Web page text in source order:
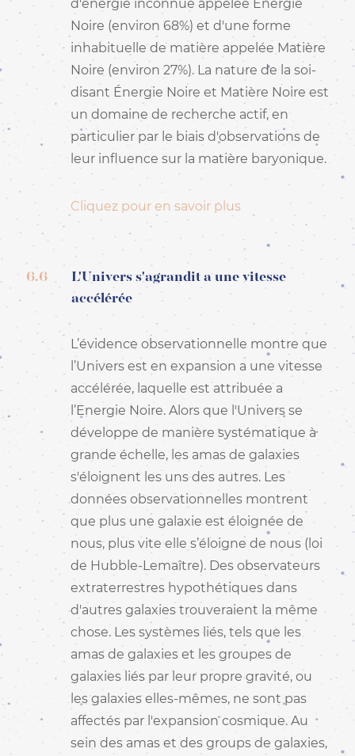
d'énergie inconnue appelée Énergie
Noire (environ 68%) et d'une forme
inhabituelle de matière appelée Matière
Noire (environ 27%). La nature de la soi-
disant Énergie Noire et Matière Noire est
un domaine de recherche actif, en
particulier par le biais d'observations de
leur influence sur la matière baryonique.
Cliquez pour en savoir plus
6.6
L'Univers s'agrandit a une vitesse
accélérée
L’évidence observationnelle montre que
l’Univers est en expansion a une vitesse
accélérée, laquelle est attribuée a
l’Energie Noire. Alors que l'Univers se
développe de manière systématique à
grande échelle, les amas de galaxies
s'éloignent les uns des autres. Les
données observationnelles montrent
que plus une galaxie est éloignée de
nous, plus vite elle s’éloigne de nous (loi
de Hubble-Lemaître). Des observateurs
extraterrestres hypothétiques dans
d'autres galaxies trouveraient la même
chose. Les systèmes liés, tels que les
amas de galaxies et les groupes de
galaxies liés par leur propre gravité, ou
les galaxies elles-mêmes, ne sont pas
affectés par l'expansion cosmique. Au
sein des amas et des groups de galaxies,